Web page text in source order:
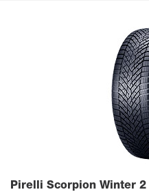
Pirelli Scorpion Winter 2